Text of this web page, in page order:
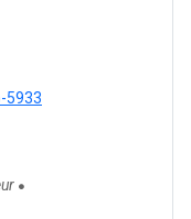
5933
●